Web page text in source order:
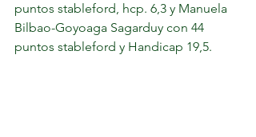
puntos stableford, hcp. 6,3 y Manuela
Bilbao-Goyoaga Sagarduy con 44
puntos stableford y Handicap 19,5.